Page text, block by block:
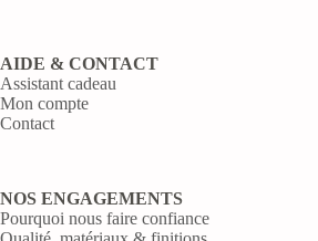
AIDE & CONTACT
Assistant cadeau
Mon compte
Contact
NOS ENGAGEMENTS
Pourquoi nous faire confiance